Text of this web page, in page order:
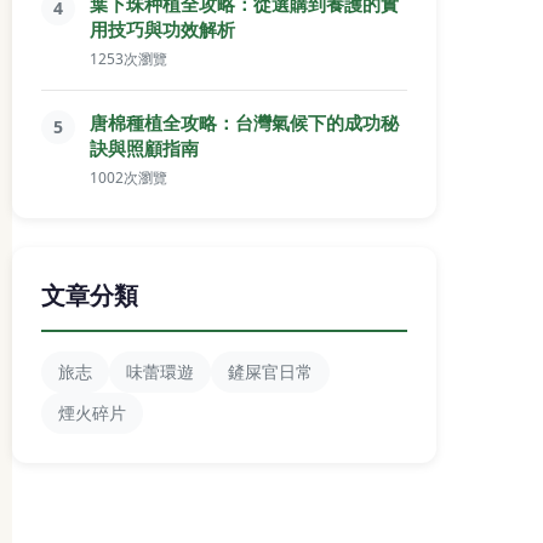
4
用技巧與功效解析
1253次瀏覽
5
唐棉種植全攻略：台灣氣候下的成功秘
訣與照顧指南
1002次瀏覽
文章分類
旅志 味蕾環遊
鏟屎官日常
煙火碎片